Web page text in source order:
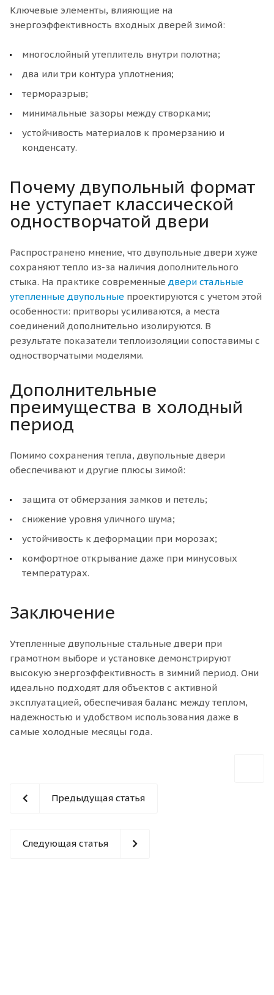
Ключевые элементы, влияющие на
энергоэффективность входных дверей зимой:
многослойный утеплитель внутри полотна;
два или три контура уплотнения;
терморазрыв;
минимальные зазоры между створками;
устойчивость материалов к промерзанию и
конденсату.
Почему двупольный формат
не уступает классической
одностворчатой двери
Распространено мнение, что двупольные двери хуже
сохраняют тепло из-за наличия дополнительного
стыка. На практике современные двери стальные
утепленные двупольные проектируются с учетом этой
особенности: притворы усиливаются, а места
соединений дополнительно изолируются. В
результате показатели теплоизоляции сопоставимы с
одностворчатыми моделями.
Дополнительные
преимущества в холодный
период
Помимо сохранения тепла, двупольные двери
обеспечивают и другие плюсы зимой:
защита от обмерзания замков и петель;
снижение уровня уличного шума;
устойчивость к деформации при морозах;
комфортное открывание даже при минусовых
температурах.
Заключение
Утепленные двупольные стальные двери при
грамотном выборе и установке демонстрируют
высокую энергоэффективность в зимний период. Они
идеально подходят для объектов с активной
эксплуатацией, обеспечивая баланс между теплом,
надежностью и удобством использования даже в
самые холодные месяцы года.
Предыдущая статья
Следующая статья